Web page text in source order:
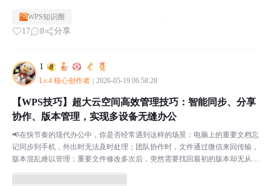
WPS知识圈
17 8 分享
1
Lv.4 核心创作者 2026-05-19 06:58:28
【WPS技巧】超大云空间高效管理技巧：智能同步、分享
协作、版本管理，实现多设备无缝办公
📢在快节奏的现代办公中，你是否经常遇到这样的场景：电脑上的重要文档忘
记同步到手机，外出时无法及时处理；团队协作时，文件通过微信来回传输，
版本混乱难以管理；重要文件修改多次后，突然需要找回最初的版本却无从下